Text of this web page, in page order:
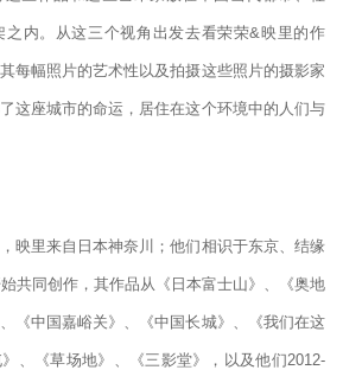
之内。从这三个视角出发去看荣荣& 映里的作
每幅照片的艺术性以及拍摄这些照片的摄影家
这座城市的命运，居住在这个环境中的人们与
映里来自日本神奈川；他们相识于东京、结缘
共同创作，其作品从《日本富士山》、《奥地
《中国嘉峪关》、《中国长城》、《我们在这
、《草场地》、《三影堂》，以及他们2012-